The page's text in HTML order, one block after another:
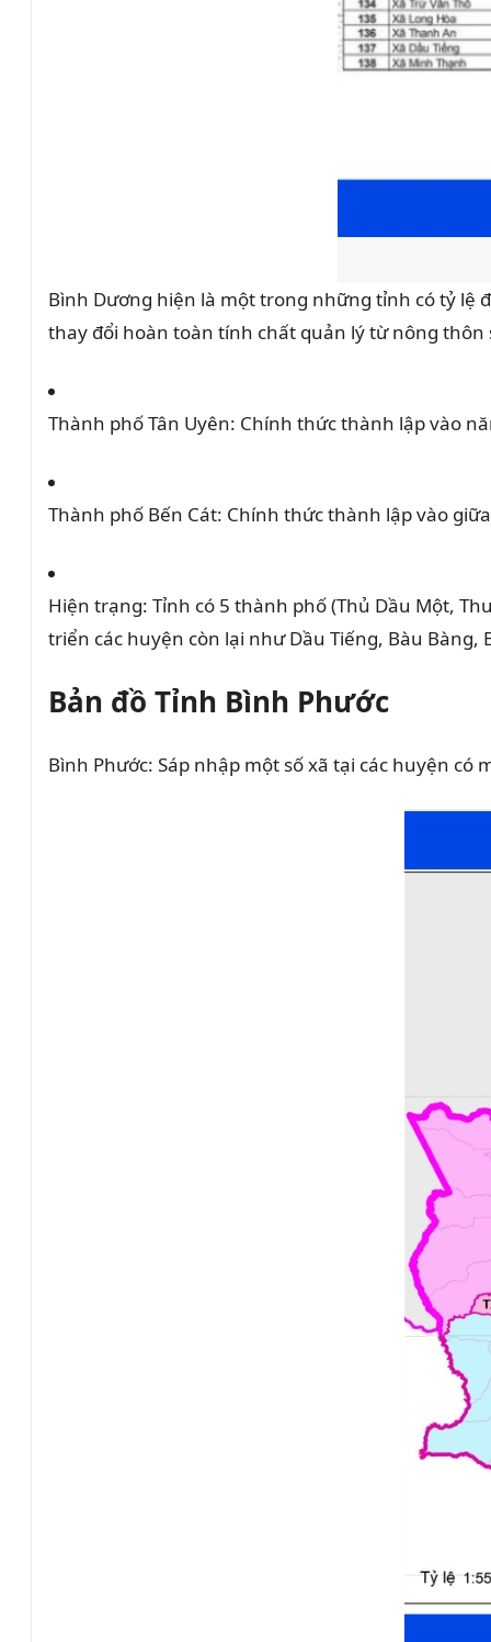
Bình Dương hiện là một trong những tỉnh có tỷ lệ
thay đổi hoàn toàn tính chất quản lý từ nông thôn
Thành phố Tân Uyên: Chính thức thành lập vào
Thành phố Bến Cát: Chính thức thành lập vào
Hiện trạng: Tỉnh có 5 thành phố (Thủ Dầu Một,
triển các huyện còn lại như Dầu Tiếng, Bàu Bàng,
Bản đồ Tỉnh Bình Phước
Bình Phước: Sáp nhập một số xã tại các huyện